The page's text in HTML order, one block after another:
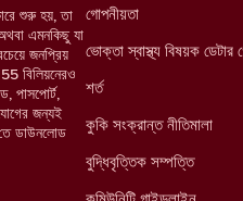
শুরু হয়, তা
এমনকিছু যা
জনপ্রিয়
বিলিয়নেরও
পাসপোর্ট,
জন্যই
ডাউনলোড
গোপনীয়তা
ভোক্তা স্বাস্থ্য বিষয়ক ডেটার
শর্ত
কুকি সংক্রান্ত নীতিমালা
বুদ্ধিবৃত্তিক সম্পত্তি